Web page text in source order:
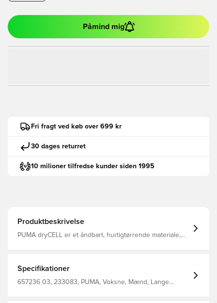
Påmind mig
Fri fragt ved køb over 699 kr
30 dages returret
10 milioner tilfredse kunder siden 1995
Produktbeskrivelse
PUMA dryCELL er et åndbart, hurtigtørrende materiale,
Unisport i nakken.
Specifikationer
657236 03, 233083, PUMA, Voksne, Mænd, Lange